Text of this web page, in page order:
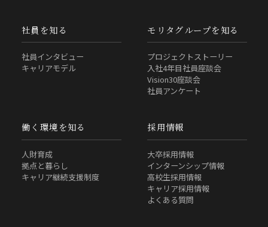
社員を知る
社員インタビュー
キャリアモデル
モリタグループを知る
プロジェクトストーリー
入社4年目社員座談会
Vision30座談会
社員アンケート
働く環境を知る
人財育成
拠点と暮らし
キャリア継続支援制度
採用情報
大卒採用情報
インターンシップ情報
高校生採用情報
キャリア採用情報
よくある質問